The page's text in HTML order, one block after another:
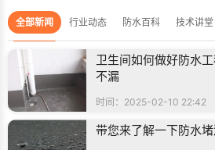
全部新闻 行业动态 防水百科 技术讲堂
卫生间如何做好防水
不漏
时间：2025-02-10 22:42
带您来了解一下防水